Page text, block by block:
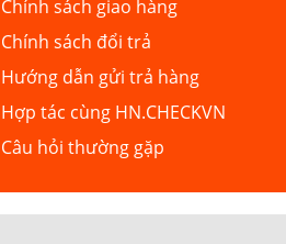
Chính sách giao hàng
Chính sách đổi trả
Hướng dẫn gửi trả hàng
Hợp tác cùng HN.CHECKVN
Câu hỏi thường gặp